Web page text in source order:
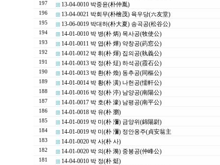
197 13-04-0010 박중윤(朴仲胤)
196 13-04-0021 박회무(朴檜茂) 육우당(六友堂)
195 13-06-0019 박대하(朴大夏) 송곡공(松谷公)
194 14-01-0010 박 병(朴 炳) 목사공(牧使公)
193 14-01-0011 박 엽(朴 燁) 약창공(葯窓公)
192 14-01-0012 박 휘(朴 煇) 집의공(執義公)
191 14-01-0013 박 정(朴 炡) 하석공(霞石公)
190 14-01-0013 박 환(朴 煥) 동추공(同樞公)
189 14-01-0014 박 황(朴 潢) 나헌공(懦軒公)
188 14-01-0016 박 정(朴 渟) 남양공(南陽公)
187 14-01-0017 박 호(朴 濠) 남평공(南平公)
186 14-01-0018 박 유(朴 瀏)
185 14-01-0019 박 미(朴 瀰) 금양위(錦陽尉)
184 14-01-0019 박 미(朴 瀰) 정안옹주(貞安翁主
183 14-01-0020 박 사(朴 사)
182 14-01-0020 박 의(朴 漪) 중봉공(仲峰公)
181 14-04-0010 박 정(朴 烶)